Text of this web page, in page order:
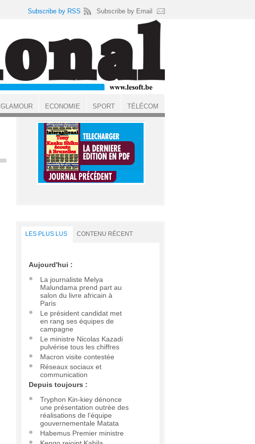
LES PLUS LUS CONTENU RÉCENT
Aujourd'hui :
La journaliste Melya
Malundama prend part au
salon du livre africain à
Paris
Le président candidat met
en rang ses équipes de
campagne
Le ministre Nicolas Kazadi
pulvérise tous les chiffres
Macron visite contestée
Réseaux sociaux et
communication
Depuis toujours :
Tryphon Kin-kiey dénonce
une présentation outrée des
réalisations de l’équipe
gouvernementale Matata
Habemus Premier ministre
Subscribe by RSS Subscribe by Email
GLAMOUR ECONOMIE SPORT TÉLÉCOM